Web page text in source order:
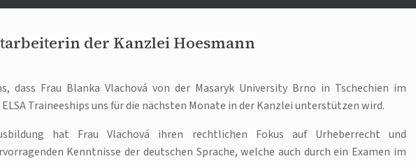
der Kanzlei Hoesmann
dass Frau Blanka Vlachová von der Masaryk University Brno in Tschechien im
Traineeships uns für die nächsten Monate in der Kanzlei unterstützen wird.
hat Frau Vlachová ihren rechtlichen Fokus auf Urheberrecht und
Kenntnisse der deutschen Sprache, welche auch durch ein Examen im